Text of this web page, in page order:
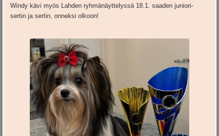
Windy kävi myös Lahden ryhmänäyttelyssä 18.1. saaden juniori-
sertin ja sertin, onneksi olkoon!